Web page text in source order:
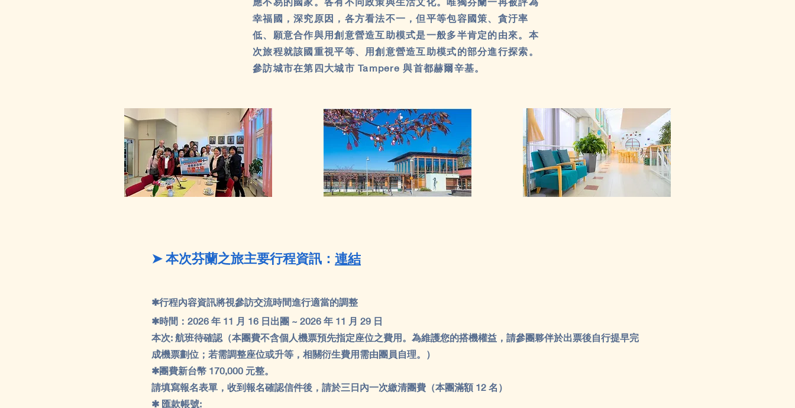
幸福國，深究原因，各方看法不一，但平等包容國策、貪汙率
低、願意合作與用創意營造互助模式是一般多半肯定的由來。本
次旅程就該國重視平等、用創意營造互助模式的部分進行探索。
參訪城市在第四大城市 Tampere 與首都赫爾辛基。
➤本次芬蘭之旅主要行程資訊： 連結
✱行程內容資訊將視參訪交流時間進行適當的調整
✱時間：2026 年 11 月 16 日出團 ~ 2026 年 11 月 29 日
本次: 航班待確認（本團費不含個人機票預先指定座位之費用。為維護您的搭機權益，請參團夥伴於出票後自行提早完
成機票劃位；若需調整座位或升等，相關衍生費用需由團員自理。）
✱團費新台幣 170,000 元整。
請填寫報名表單，收到報名確認信件後，請於三日內一次繳清團費（本團滿額 12 名）
✱ 匯款帳號: